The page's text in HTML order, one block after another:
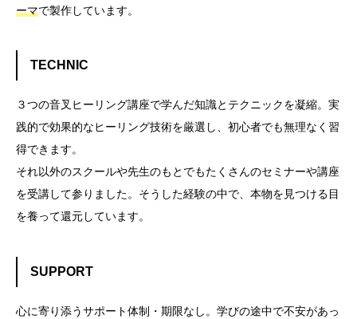
ーマで製作しています。
TECHNIC
３つの音叉ヒーリング講座で学んだ知識とテクニックを凝縮。実
践的で効果的なヒーリング技術を厳選し、初心者でも無理なく習
得できます。
それ以外のスクールや先生のもとでもたくさんのセミナーや講座
を受講して参りました。そうした経験の中で、本物を見つける目
を養って還元しています。
SUPPORT
心に寄り添うサポート体制・期限なし。学びの途中で不安があっ